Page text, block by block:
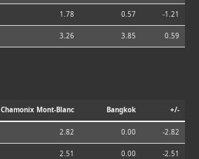
1.78 0.57 -1.21
3.26 3.85 0.59
Chamonix Mont-Blanc Bangkok +/-
2.82 0.00 -2.82
2.51 0.00 -2.51